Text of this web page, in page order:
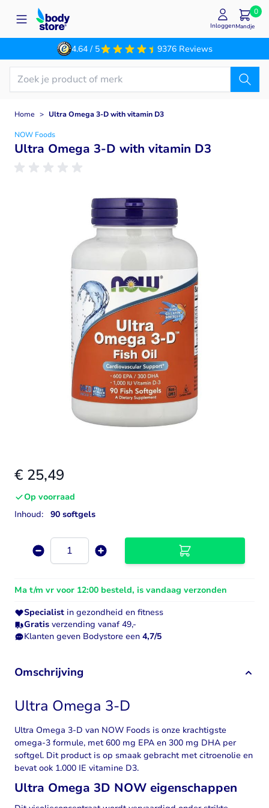
Ga naar de inhoud
4.64 / 5 9376 Reviews
InloggenMandje
0
Home > Ultra Omega 3-D with vitamin D3
NOW Foods
Ultra Omega 3-D with vitamin D3
Click to view image in fullscreen
€ 25,49
Op voorraad
Inhoud:
90 softgels
Aantal
Ma t/m vr voor 12:00 besteld, is vandaag verzonden
Specialist in gezondheid en fitness
Gratis verzending vanaf 49,-
Klanten geven Bodystore een 4,7/5
Omschrijving
Ultra Omega 3-D
Ultra Omega 3-D van NOW Foods is onze krachtigste
omega-3 formule, met 600 mg EPA en 300 mg DHA per
softgel. Dit product is op smaak gebracht met citroenolie en
bevat ook 1.000 IE vitamine D3.
Ultra Omega 3D NOW eigenschappen